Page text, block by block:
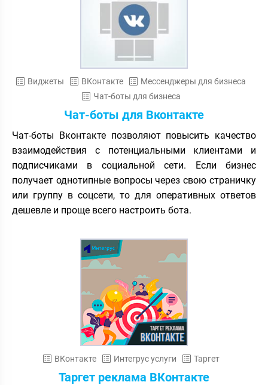
Виджеты ВКонтакте
Мессенджеры для бизнеса
Чат-боты для бизнеса
Чат-боты для Вконтакте
Чат-боты Вконтакте позволяют повысить качество
взаимодействия с потенциальными клиентами и
подписчиками в социальной сети. Если бизнес
получает однотипные вопросы через свою страничку
или группу в соцсети, то для оперативных ответов
дешевле и проще всего настроить бота.
ВКонтакте Интегрус услуги Таргет
Таргет реклама ВКонтакте